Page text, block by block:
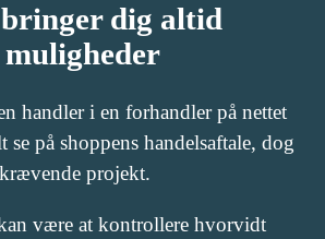
dig altid
handler i en forhandler på nettet
se på shoppens handelsaftale, dog
projekt.
være at kontrollere hvorvidt